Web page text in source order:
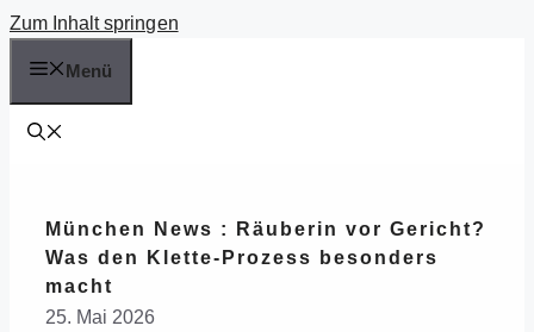
Zum Inhalt springen
Menü
München News : Räuberin vor Gericht?
Was den Klette-Prozess besonders
macht
25. Mai 2026